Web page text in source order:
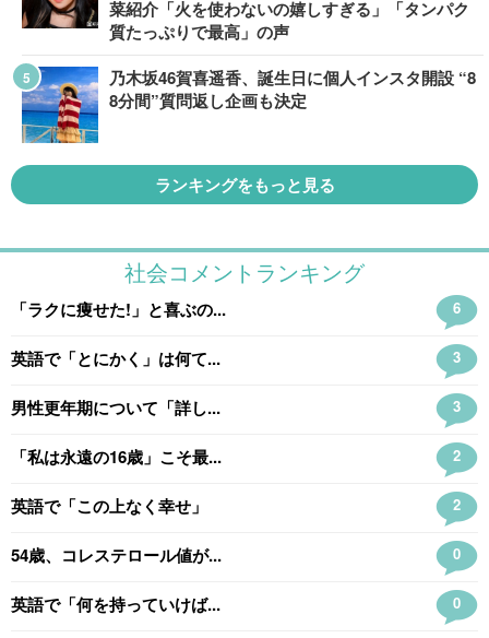
菜紹介「火を使わないの嬉しすぎる」「タンパク
質たっぷりで最高」の声
乃木坂46賀喜遥香、誕生日に個人インスタ開設 “8
8分間”質問返し企画も決定
ランキングをもっと見る